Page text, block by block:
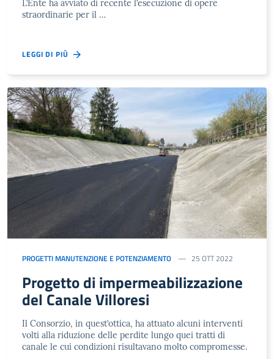
L’Ente ha avviato di recente l’esecuzione di opere
straordinarie per il …
LEGGI DI PIÙ
PROGETTI MANUTENZIONE E POTENZIAMENTO 25 OTT 2022
Progetto di impermeabilizzazione
del Canale Villoresi
Il Consorzio, in quest’ottica, ha attuato alcuni interventi
volti alla riduzione delle perdite lungo quei tratti di
canale le cui condizioni risultavano molto compromesse.